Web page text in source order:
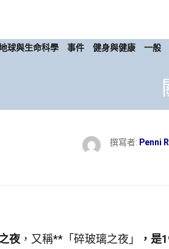
球與生命科學 事件 健身與健康 一般
撰寫者: Penni
夜 ，又稱**「碎玻璃之夜」
，是